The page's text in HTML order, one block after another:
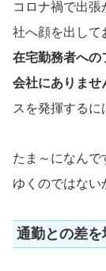
コロナ禍で出
社へ顔を出して
在宅勤務者への
会社にありませ
スを発揮するに
たま～になんで
ゆくのではない
通勤との差を